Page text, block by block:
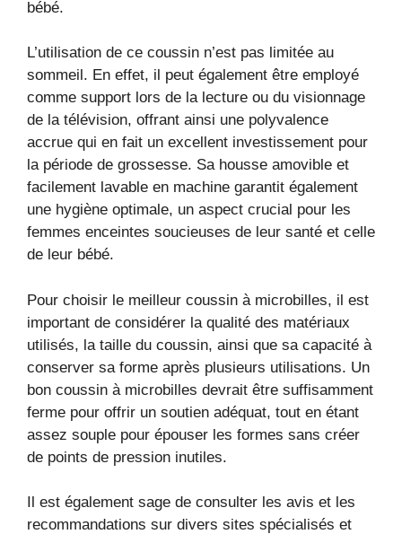
bébé.
L’utilisation de ce coussin n’est pas limitée au
sommeil. En effet, il peut également être employé
comme support lors de la lecture ou du visionnage
de la télévision, offrant ainsi une polyvalence
accrue qui en fait un excellent investissement pour
la période de grossesse. Sa housse amovible et
facilement lavable en machine garantit également
une hygiène optimale, un aspect crucial pour les
femmes enceintes soucieuses de leur santé et celle
de leur bébé.
Pour choisir le meilleur coussin à microbilles, il est
important de considérer la qualité des matériaux
utilisés, la taille du coussin, ainsi que sa capacité à
conserver sa forme après plusieurs utilisations. Un
bon coussin à microbilles devrait être suffisamment
ferme pour offrir un soutien adéquat, tout en étant
assez souple pour épouser les formes sans créer
de points de pression inutiles.
Il est également sage de consulter les avis et les
recommandations sur divers sites spécialisés et